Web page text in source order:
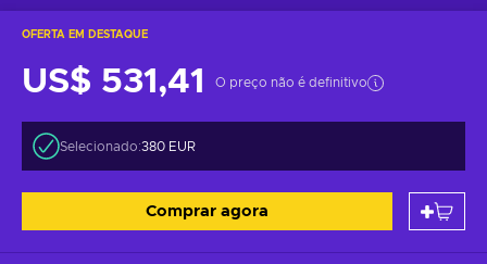
OFERTA EM DESTAQUE
US$ 531,41 O preço não é definitivo
Selecionado:380 EUR
Comprar agora